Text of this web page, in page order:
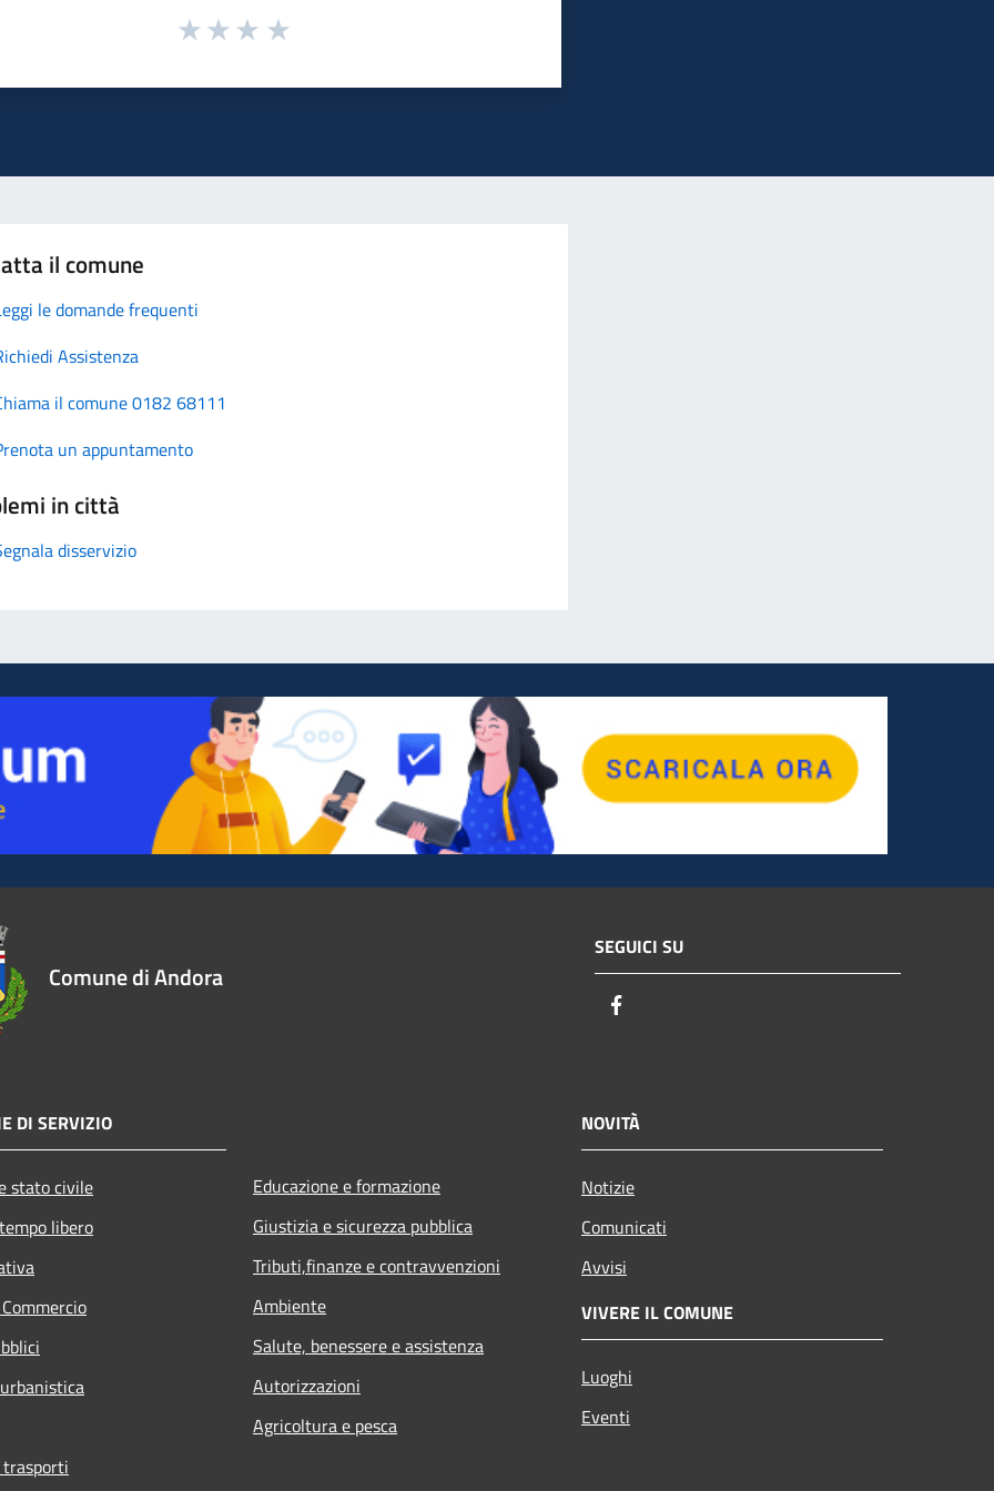
il comune
le domande frequenti
Assistenza
il comune 0182 68111
un appuntamento
in città
disservizio
Comune di Andora
SEGUICI SU
DI SERVIZIO
stato civile
libero
Educazione e formazione
Giustizia e sicurezza pubblica
Tributi,finanze e contravvenzioni
Ambiente
Salute, benessere e assistenza
Autorizzazioni
Agricoltura e pesca
NOVITÀ
Notizie
Comunicati
Avvisi
VIVERE IL COMUNE
Luoghi
Eventi